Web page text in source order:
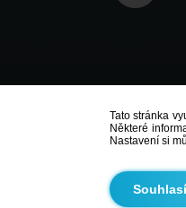
Tato stránka
Některé
Nastavení si